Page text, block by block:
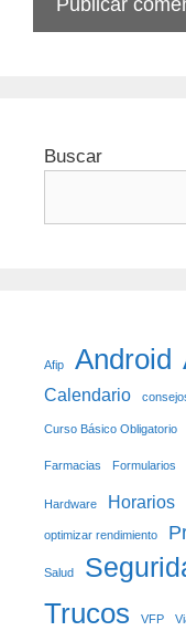
Buscar
Afip Android
Calendario
Curso Básico Obligatorio
Farmacias Formularios
Hardware Horarios
optimizar rendimiento
Salud
Trucos VFP